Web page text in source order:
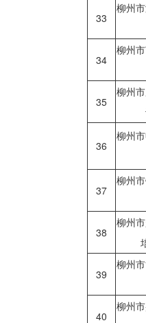
33
柳州
34
柳州
35
柳州
36
柳州
37
柳州
38
柳州
39
柳州
40
柳州